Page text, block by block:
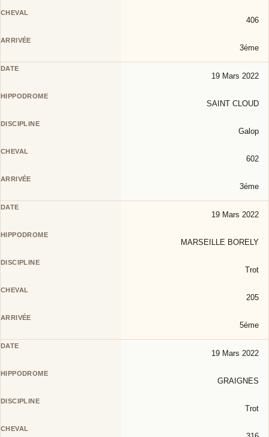
406
3éme
19 Mars 2022
SAINT CLOUD
Galop
602
3éme
19 Mars 2022
MARSEILLE BORELY
Trot
205
5éme
19 Mars 2022
GRAIGNES
Trot